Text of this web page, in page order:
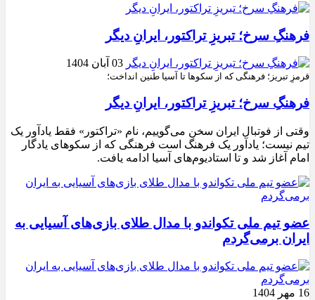
فرهنگِ سرخ؛ تبریزِ تراکتور، ایرانِ دیگر
03 آبان 1404
قرمزِ تبریز؛ فرهنگی که از سکوها تا آسیا طنین انداخت؛
فرهنگِ سرخ؛ تبریزِ تراکتور، ایرانِ دیگر
وقتی از فوتبال ایران سخن می‌گوییم، نام «تراکتور» فقط یادآور یک
تیم نیست؛ یادآور یک فرهنگ است فرهنگی که از سکوهای یادگار
امام آغاز شد و تا استادیوم‌های آسیا ادامه یافت.
عضو تیم ملی تکواندو با مدال طلای بازی‌های آسیایی به
ایران برمی‌گردم
16 مهر 1404